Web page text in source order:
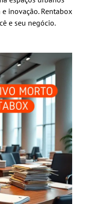
inovação. Rentabox
e seu negócio.